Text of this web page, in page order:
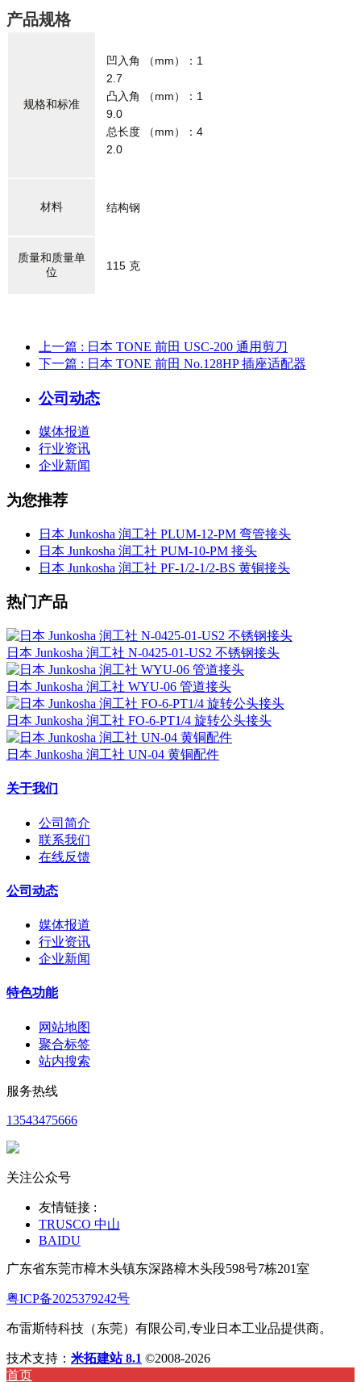
产品规格
规格和标准
凹入角 （mm）：1
2.7
凸入角 （mm）：1
9.0
总长度 （mm）：4
2.0
材料 结构钢
质量和质量单
位
115 克
上一篇 : 日本 TONE 前田 USC-200 通用剪刀
下一篇 : 日本 TONE 前田 No.128HP 插座适配器
公司动态
媒体报道
行业资讯
企业新闻
为您推荐
日本 Junkosha 润工社 PLUM-12-PM 弯管接头
日本 Junkosha 润工社 PUM-10-PM 接头
日本 Junkosha 润工社 PF-1/2-1/2-BS 黄铜接头
热门产品
日本 Junkosha 润工社 N-0425-01-US2 不锈钢接头
日本 Junkosha 润工社 WYU-06 管道接头
日本 Junkosha 润工社 FO-6-PT1/4 旋转公头接头
日本 Junkosha 润工社 UN-04 黄铜配件
关于我们
公司简介
联系我们
在线反馈
公司动态
媒体报道
行业资讯
企业新闻
特色功能
网站地图
聚合标签
站内搜索
服务热线
13543475666
关注公众号
友情链接 :
TRUSCO 中山
BAIDU
广东省东莞市樟木头镇东深路樟木头段598号7栋201室
粤ICP备2025379242号
布雷斯特科技（东莞）有限公司,专业日本工业品提供商。
技术支持： 米拓建站 8.1 ©2008-2026
首页